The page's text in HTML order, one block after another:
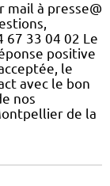
mail à presse@
67 33 04 02 Le
positive
le
avec le bon
nos
de la